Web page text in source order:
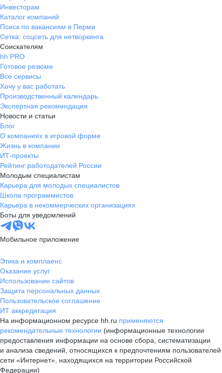
Инвесторам
Каталог компаний
Поиск по вакансиям в Перми
Сетка: соцсеть для нетворкинга
Соискателям
hh PRO
Готовое резюме
Все сервисы
Хочу у вас работать
Производственный календарь
Экспертная рекомендация
Новости и статьи
Блог
О компаниях в игровой форме
Жизнь в компании
ИТ-проекты
Рейтинг работодателей России
Молодым специалистам
Карьера для молодых специалистов
Школа программистов
Карьера в некоммерческих организациях
Боты для уведомлений
Мобильное приложение
Этика и комплаенс
Оказание услуг
Использование сайтов
Защита персональных данных
Пользовательское соглашение
ИТ аккредитация
На информационном ресурсе hh.ru применяются
рекомендательные технологии (информационные технологии
предоставления информации на основе сбора, систематизации
и анализа сведений, относящихся к предпочтениям пользователей
сети «Интернет», находящихся на территории Российской
Федерации)